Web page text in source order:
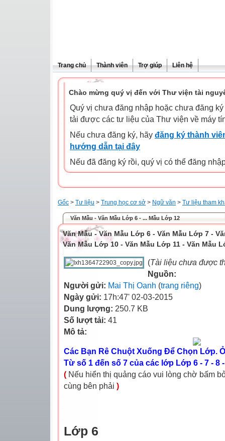
Trang chủ Thành viên Trợ giúp Liên hệ
Chào mừng quý vị đến với Thư viện tài
Quý vị chưa đăng nhập hoặc chưa đăng
tải được các tư liệu của Thư viện về máy
Nếu chưa đăng ký, hãy đăng ký thành
hướng dẫn tại đây
Nếu đã đăng ký rồi, quý vị có thể đăng
Gốc > Tư liệu > Trung học cơ sở > Ngữ văn > Tư liệu tham
Văn Mẫu - Văn Mẫu Lớp 6 - ... Mẫu Lớp 12
Văn Mẫu - Văn Mẫu Lớp 6 - Văn Mẫu Lớp 7 -
Văn Mẫu Lớp 10 - Văn Mẫu Lớp 11 - Văn Mẫu
(Tài liệu chưa được
Nguồn:
Người gửi: Mai Thị Oanh (trang riêng)
Ngày gửi: 17h:47' 02-03-2015
Dung lượng: 250.7 KB
Số lượt tải: 41
Mô tả:
Các Bạn Rê Chuột Xuống Để Chọn Lớp.
Từ số 1 đến số 7 của các lớp Lớp 6 - 7 - 8 -
( Nếu hiển thị quảng cáo vui lòng chờ bấm
cùng bên phải )
Lớp 6